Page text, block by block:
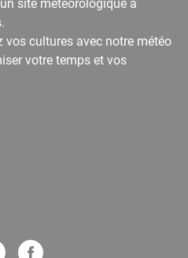
site météorologique à
vos cultures avec notre météo
votre temps et vos